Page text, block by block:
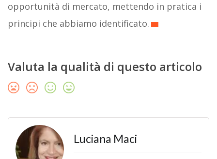
opportunità di mercato, mettendo in pratica i
principi che abbiamo identificato.
Valuta la qualità di questo articolo
Luciana Maci